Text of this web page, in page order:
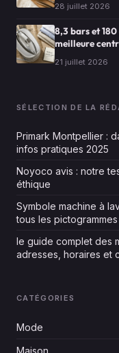
28 juillet 2026
8,3 bars et
meilleure
21 juillet 2026
SÉLECTION DE LA
Primark Montpellier :
infos pratiques 2025
Noyoco avis : notre
éthique
Symbole machine à
tous les pictogrammes
le guide complet des
adresses, horaires et
CATÉGORIES
Mode
Maison